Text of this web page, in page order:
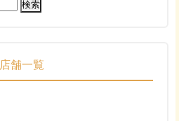
店舗一覧